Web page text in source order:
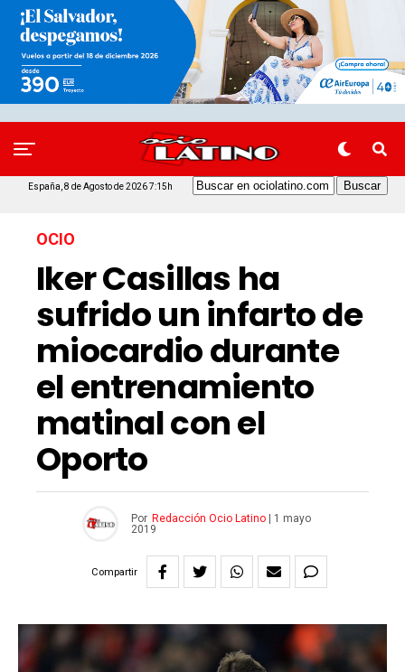
España, 8 de Agosto de 2026 7:15h
OCIO
Iker Casillas ha
sufrido un infarto de
miocardio durante
el entrenamiento
matinal con el
Oporto
Por Redacción Ocio Latino
1 mayo
2019
Compartir